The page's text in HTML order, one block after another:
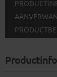
Productinfo